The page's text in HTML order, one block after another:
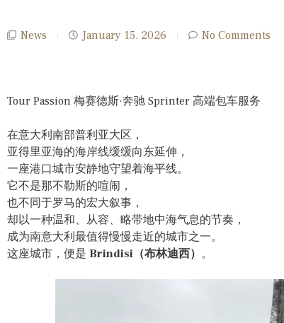
News January 15, 2026 No Comments
Tour Passion 梅赛德斯·奔驰 Sprinter 高端包车服务
在意大利南部普利亚大区，
亚得里亚海的海岸线缓缓向东延伸，
一座港口城市安静地守望着海平线。
它不是那不勒斯的喧闹，
也不同于罗马的宏大叙事，
却以一种温和、从容、略带地中海气息的节奏，
成为南意大利最值得慢慢走近的城市之一。
这座城市，便是 Brindisi（布林迪西） 。